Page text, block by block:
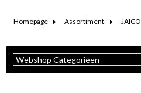
Homepage Assortiment JAICO